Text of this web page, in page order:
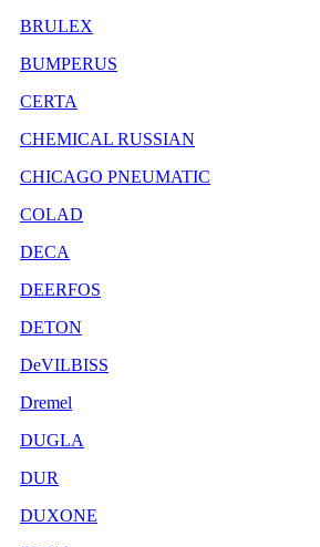
BRULEX
BUMPERUS
CERTA
CHEMICAL RUSSIAN
CHICAGO PNEUMATIC
COLAD
DECA
DEERFOS
DETON
DeVILBISS
Dremel
DUGLA
DUR
DUXONE